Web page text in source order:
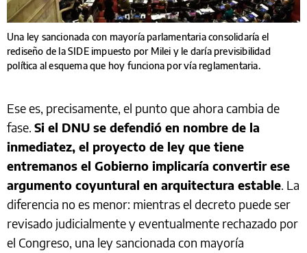
Una ley sancionada con mayoría parlamentaria consolidaría el
rediseño de la SIDE impuesto por Milei y le daría previsibilidad
política al esquema que hoy funciona por vía reglamentaria.
Ese es, precisamente, el punto que ahora cambia de
fase. Si el DNU se defendió en nombre de la
inmediatez, el proyecto de ley que tiene
entremanos el Gobierno implicaría convertir ese
argumento coyuntural en arquitectura estable. La
diferencia no es menor: mientras el decreto puede ser
revisado judicialmente y eventualmente rechazado por
el Congreso, una ley sancionada con mayoría